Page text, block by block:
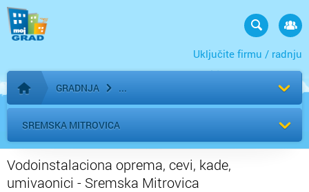
Uključite firmu / radnju
Početna stranica
GRADNJA
SREMSKA MITROVICA
Vodoinstalaciona oprema, cevi, kade,
umivaonici - Sremska Mitrovica